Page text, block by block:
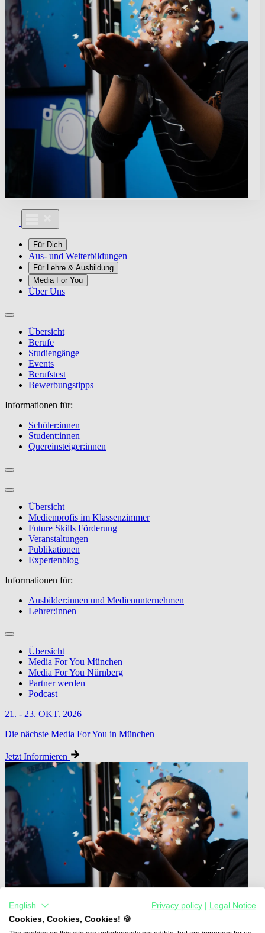
Für Dich
Aus- und Weiterbildungen
Für Lehre & Ausbildung
Media For You
Über Uns
Übersicht
Berufe
Studiengänge
Events
Berufstest
Bewerbungstipps
Informationen für:
Schüler:innen
Student:innen
Quereinsteiger:innen
Übersicht
Medienprofis im Klassenzimmer
Future Skills Förderung
Veranstaltungen
Publikationen
Expertenblog
Informationen für:
Ausbilder:innen und Medienunternehmen
Lehrer:innen
Übersicht
Media For You München
Media For You Nürnberg
Partner werden
Podcast
21. - 23. OKT. 2026
Die nächste Media For You in München
Jetzt Informieren
English Privacy policy
Legal Notice
Cookies, Cookies, Cookies! 🍪